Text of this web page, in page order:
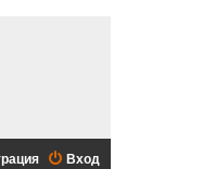
Вход